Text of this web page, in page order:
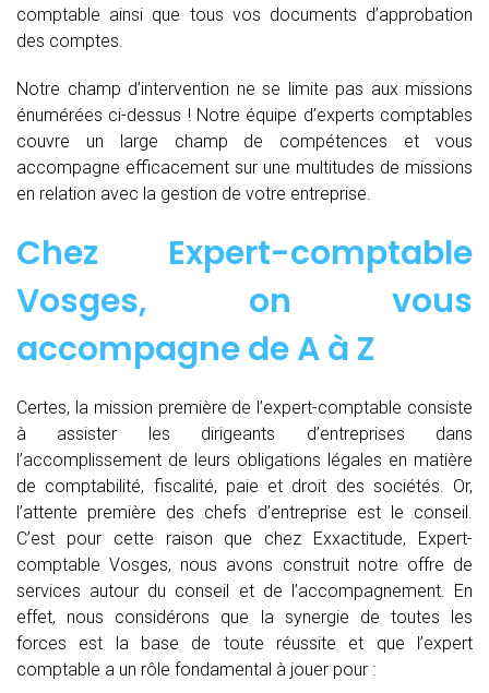
comptable ainsi que tous vos documents d’approbation
des comptes.
Notre champ d’intervention ne se limite pas aux missions
énumérées ci-dessus ! Notre équipe d’experts comptables
couvre un large champ de compétences et vous
accompagne efficacement sur une multitudes de missions
en relation avec la gestion de votre entreprise.
Chez Expert-comptable
Vosges, on vous
accompagne deA à Z
Certes, la mission première de l’expert-comptable consiste
à assister les dirigeants d’entreprises dans
l’accomplissement de leurs obligations légales en matière
de comptabilité, fiscalité, paie et droit des sociétés. Or,
l’attente première des chefs d’entreprise est le conseil.
C’est pour cette raison que chez Exxactitude, Expert-
comptable Vosges, nous avons construit notre offre de
services autour du conseil et de l’accompagnement. En
effet, nous considérons que la synergie de toutes les
forces est la base de toute réussite et que l’expert
comptable a un rôle fondamental à jouer pour :